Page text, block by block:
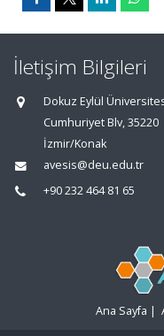
İletişim Bilgileri
Dokuz Eylül
Cumhuriyet Blv, 35220
İzmir/Konak
avesis@deu.edu.tr
+90 232 464 81 65
Ana Sayfa |